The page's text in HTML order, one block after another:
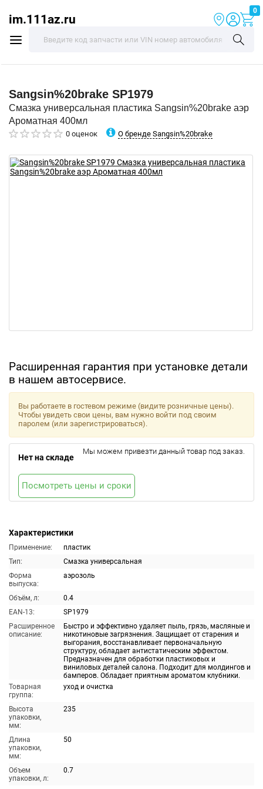
im.111az.ru
0
Sangsin%20brake SP1979
Смазка универсальная пластика Sangsin%20brake аэр
Ароматная 400мл
0 оценок О бренде Sangsin%20brake
Расширенная гарантия при установке детали
в нашем автосервисе.
Характеристики
Применение:
пластик
Тип:
Смазка универсальная
Форма
выпуска:
аэрозоль
Объём, л:
0.4
EAN-13:
SP1979
Расширенное
описание:
Быстро и эффективно удаляет пыль, грязь, масляные и
никотиновые загрязнения. Защищает от старения и
выгорания, восстанавливает первоначальную
структуру, обладает антистатическим эффектом.
Предназначен для обработки пластиковых и
виниловых деталей салона. Подходит для молдингов и
бамперов. Обладает приятным ароматом клубники.
Товарная
группа:
уход и очистка
Высота
упаковки,
мм:
235
Длина
упаковки,
мм:
50
Объем
упаковки, л:
0.7
Вы работаете в гостевом режиме (видите розничные цены).
Чтобы увидеть свои цены, вам нужно войти под своим
паролем (или зарегистрироваться).
Нет на складе
Мы можем привезти данный товар под заказ.
Посмотреть цены и сроки